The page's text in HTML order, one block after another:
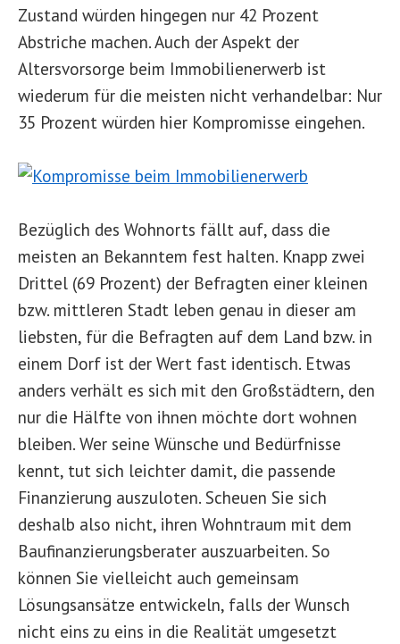
Zustand würden hingegen nur 42 Prozent
Abstriche machen. Auch der Aspekt der
Altersvorsorge beim Immobilienerwerb ist
wiederum für die meisten nicht verhandelbar: Nur
35 Prozent würden hier Kompromisse eingehen.
Bezüglich des Wohnorts fällt auf, dass die
meisten an Bekanntem fest halten. Knapp zwei
Drittel (69 Prozent) der Befragten einer kleinen
bzw. mittleren Stadt leben genau in dieser am
liebsten, für die Befragten auf dem Land bzw. in
einem Dorf ist der Wert fast identisch. Etwas
anders verhält es sich mit den Großstädtern, den
nur die Hälfte von ihnen möchte dort wohnen
bleiben. Wer seine Wünsche und Bedürfnisse
kennt, tut sich leichter damit, die passende
Finanzierung auszuloten. Scheuen Sie sich
deshalb also nicht, ihren Wohntraum mit dem
Baufinanzierungsberater auszuarbeiten. So
können Sie vielleicht auch gemeinsam
Lösungsansätze entwickeln, falls der Wunsch
nicht eins zu eins in die Realität umgesetzt